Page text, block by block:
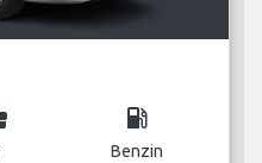
local_gas_station
Benzin